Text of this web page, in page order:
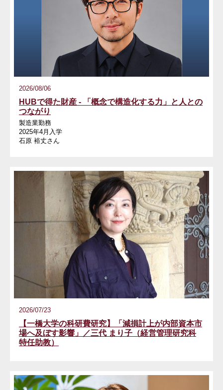
2026/08/06
HUBで得た財産 - 「概念で構造化する力」と人との
つながり
製造業勤務
2025年4月入学
石原 裕丈さん
2026/07/23
【一橋大学の科研費研究】「減損計上が内部資本市
場へ及ぼす影響」／三代 まり子（経営管理研究科
特任助教）